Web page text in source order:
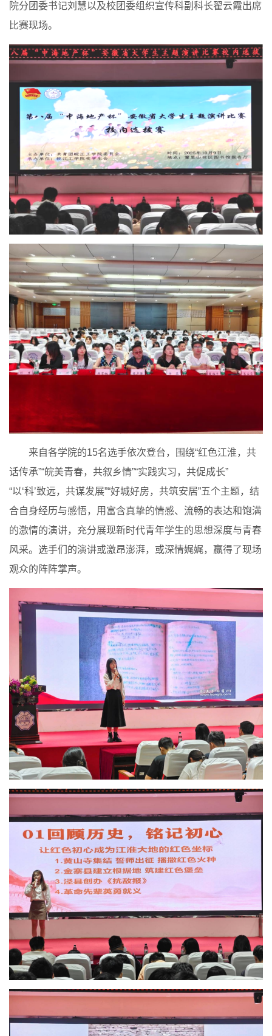
院分团委书记刘慧以及校团委组织宣传科副科长翟云霞出席
比赛现场。
来自各学院的15名选手依次登台，围绕“红色江淮，共
话传承”“皖美青春，共叙乡情”“实践实习，共促成长”
“以‘科’致远，共谋发展”“好城好房，共筑安居”五个主题，结
合自身经历与感悟，用富含真挚的情感、流畅的表达和饱满
的激情的演讲，充分展现新时代青年学生的思想深度与青春
风采。选手们的演讲或激昂澎湃，或深情娓娓，赢得了现场
观众的阵阵掌声。